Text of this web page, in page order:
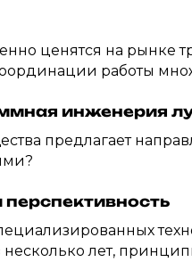
ценятся на рынке
работы
инженерия
предлагает
перспективность
несколько лет,